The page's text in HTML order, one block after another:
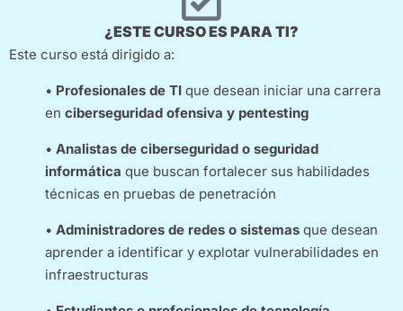
¿ESTE CURSO ES PARA TI?
Este curso está dirigido a:
• Profesionales de TI que desean iniciar una carrera
en ciberseguridad ofensiva y pentesting
• Analistas de ciberseguridad o seguridad
informática que buscan fortalecer sus habilidades
técnicas en pruebas de penetración
• Administradores de redes o sistemas que desean
aprender a identificar y explotar vulnerabilidades en
infraestructuras